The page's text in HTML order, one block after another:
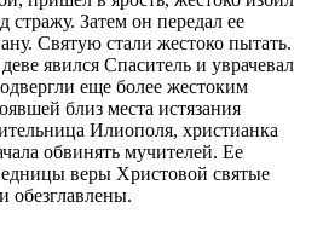
Затем он передал ее
Святую стали жестоко пытать.
явился Спаситель и уврачевал
еще более жестоким
близ места истязания
Илиополя, христианка
обвинять мучителей. Ее
веры Xpистовой святые
обезглавлены.